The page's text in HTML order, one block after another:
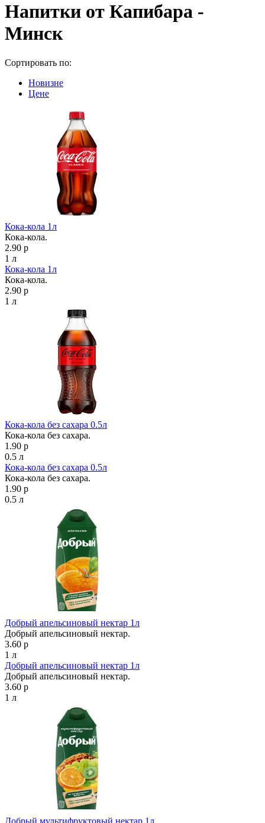
Напитки от Капибара -
Минск
Сортировать по:
Новизне
Цене
Кока-кола 1л
Кока-кола.
2.90 р
1 л
Кока-кола 1л
Кока-кола.
2.90 р
1 л
Кока-кола без сахара 0.5л
Кока-кола без сахара.
1.90 р
0.5 л
Кока-кола без сахара 0.5л
Кока-кола без сахара.
1.90 р
0.5 л
Добрый апельсиновый нектар 1л
Добрый апельсиновый нектар.
3.60 р
1 л
Добрый апельсиновый нектар 1л
Добрый апельсиновый нектар.
3.60 р
1 л
Добрый мультифруктовый нектар 1л